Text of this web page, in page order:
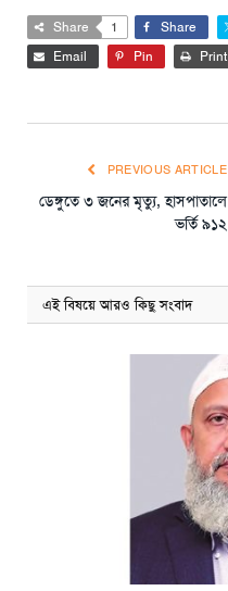
Share 1 Share
Email
Pin Print
PREVIOUS ARTICLE
ডেঙ্গুতে ৩ জনের মৃত্যু, হাসপাতালে
ভর্তি ৯১২
এই বিষয়ে আরও কিছু সংবাদ